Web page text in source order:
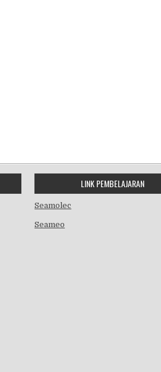
LINK PEMBELAJARAN
Seamolec
Seameo